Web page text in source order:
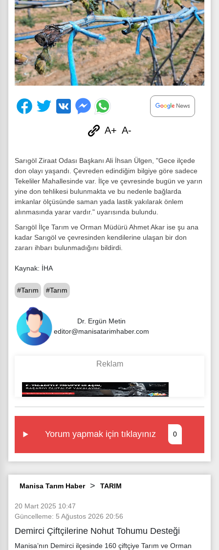
A+ A-
Sarıgöl Ziraat Odası Başkanı Ali İhsan Ülgen, "Gece ilçede
don olayı yaşandı. Çevreden edindiğim bilgiye göre sadece
Tekeliler Mahallesinde var. İlçe ve çevresinde bugün ve yarın
yine don tehlikesi bulunmakta ve bu nedenle bağlarda
imkanlar ölçüsünde saman yada lastik yakılarak önlem
alınmasında yarar vardır." uyarısında bulundu.
Sarıgöl İlçe Tarım ve Orman Müdürü Ahmet Akar ise şu ana
kadar Sarıgöl ve çevresinden kendilerine ulaşan bir don
zararı ihbarı bulunmadığını bildirdi.
Kaynak: İHA
#Tarım #Tarım
Dr. Ergün Metin
editor@manisatarimhaber.com
Yorum yapmak için tıklayınız 0
Manisa Tarım Haber TARIM
20 Mart 2025 10:47
Güncelleme: 5 Ağustos 2026 20:56
Demirci Çiftçilerine Nohut Tohumu Desteği
Manisa’nın Demirci ilçesinde 160 çiftçiye Tarım ve Orman